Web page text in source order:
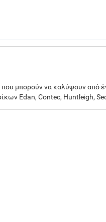
μπορούν να καλύψουν από
Edan, Contec, Huntleigh,